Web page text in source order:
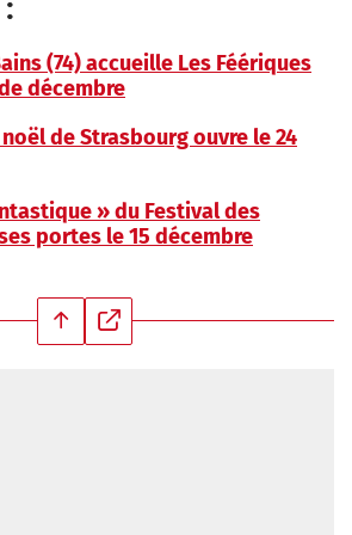
(74) accueille Les Féériques
décembre
de Strasbourg ouvre le 24
» du Festival des
portes le 15 décembre